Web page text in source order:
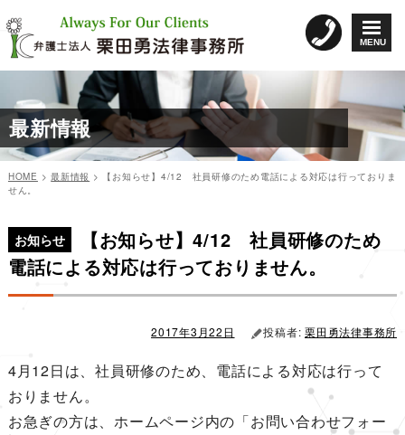
MENU
ン
テ
ン
へ
ス
キ
ッ
プ
最新情報
HOME >最新情報 >
【お知らせ】4/12 社員研修のため電話による対応は行っておりま
せん。
お知らせ
【お知らせ】4/12 社員研修のため
電話による対応は行っておりません。
日:
2017年3月22日 投稿者:栗田勇法律事務所
4月12日は、社員研修のため、電話による対応は行って
おりません。
お急ぎの方は、ホームページ内の「お問い合わせフォー
ゴ
リ
ー
稿
ナ
ビ
ョ
ン